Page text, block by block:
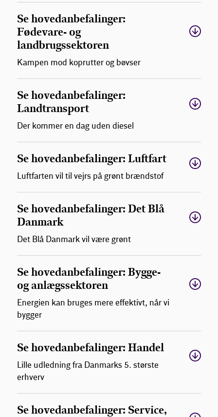
Se hovedanbefalinger:
Fødevare- og
landbrugssektoren
Kampen mod koprutter og bøvser
Se hovedanbefalinger:
Landtransport
Der kommer en dag uden diesel
Se hovedanbefalinger: Luftfart
Luftfarten vil til vejrs på grønt brændstof
Se hovedanbefalinger: Det Blå
Danmark
Det Blå Danmark vil være grønt
Se hovedanbefalinger: Bygge-
og anlægssektoren
Energien kan bruges mere effektivt, når vi
bygger
Se hovedanbefalinger: Handel
Lille udledning fra Danmarks 5. største
erhverv
Se hovedanbefalinger: Service,